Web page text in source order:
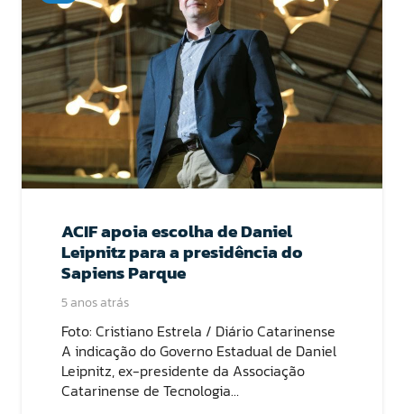
ACIF apoia escolha de Daniel
Leipnitz para a presidência do
Sapiens Parque
5 anos atrás
Foto: Cristiano Estrela / Diário Catarinense
A indicação do Governo Estadual de Daniel
Leipnitz, ex-presidente da Associação
Catarinense de Tecnologia…